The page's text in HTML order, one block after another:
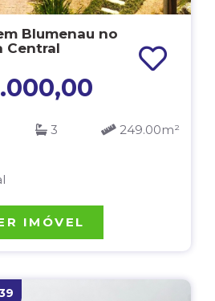
Blumenau no
Central
3 249.00m²
IMÓVEL